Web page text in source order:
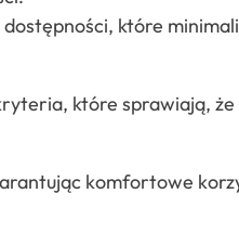
które
które sprawiają,
komfortowe